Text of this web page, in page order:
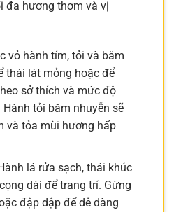
đa hương thơm và vị
vỏ hành tím, tỏi và băm
thái lát mỏng hoặc để
sở thích và mức độ
tỏi băm nhuyễn sẽ
và tỏa mùi hương hấp
lá rửa sạch, thái khúc
dài để trang trí. Gừng
đập dập để dễ dàng